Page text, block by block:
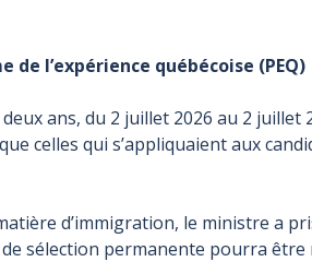
l’expérience québécoise (PEQ)
ans, du 2 juillet 2026 au 2 juillet
celles qui s’appliquaient aux
d’immigration, le ministre a
sélection permanente pourra être